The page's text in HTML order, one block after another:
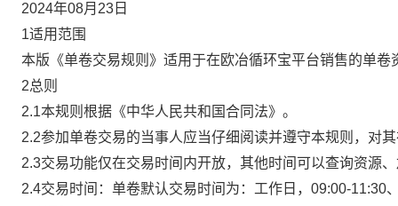
2024年08月23日
1适用范围
本版《单卷交易规则》适用于在欧冶循环宝平台销售的单卷
2总则
2.1本规则根据《中华人民共和国合同法》。
2.2参加单卷交易的当事人应当仔细阅读并遵守本规则，对
2.3交易功能仅在交易时间内开放，其他时间可以查询资源
2.4交易时间：单卷默认交易时间为：工作日，09:00-11:30